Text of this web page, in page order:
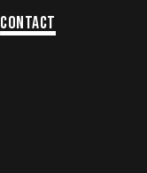
Contact